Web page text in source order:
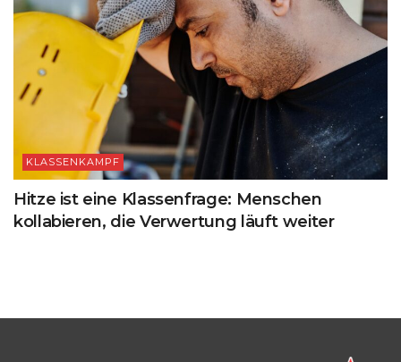
KLASSENKAMPF
Hitze ist eine Klassenfrage: Menschen
kollabieren, die Verwertung läuft weiter